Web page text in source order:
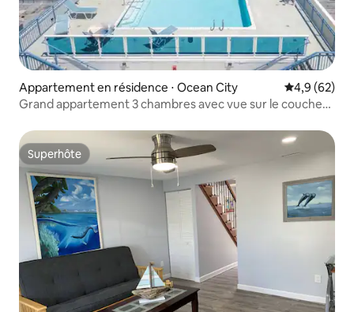
Appartement en résidence ⋅ Ocean City Évaluation
4,9 (62)
Grand appartement 3 chambres avec vue sur le coucher
plage
Superhôte
Superhôte